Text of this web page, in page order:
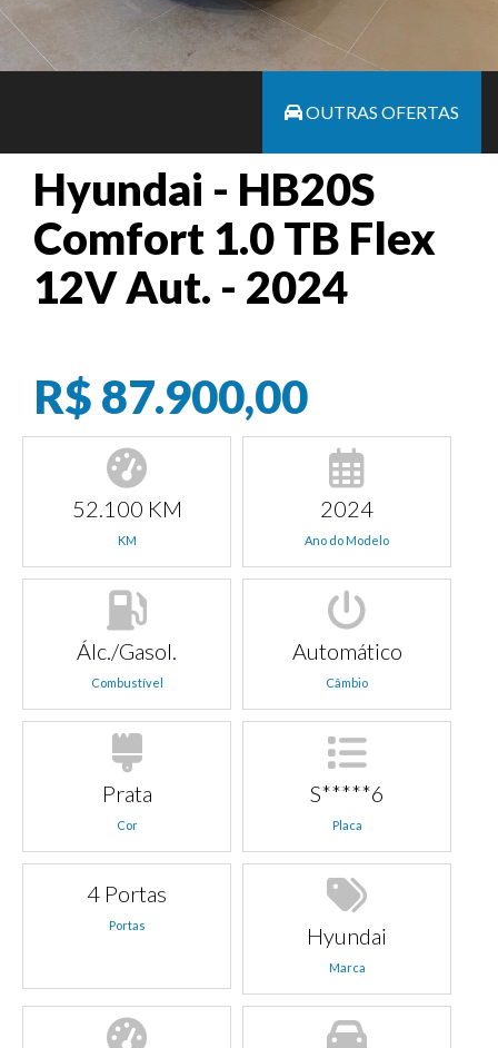
OUTRAS OFERTAS
Hyundai - HB20S
Comfort 1.0 TB Flex
12V Aut. - 2024
R$ 87.900,00
52.100 KM
KM
2024
Ano do Modelo
Álc./Gasol.
Combustível
Automático
Câmbio
Prata
Cor
S*****6
Placa
4 Portas
Portas Hyundai
Marca